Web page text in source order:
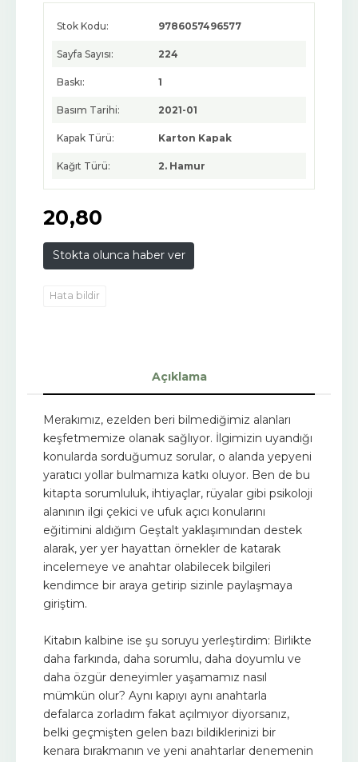
Stok Kodu: 9786057496577
Sayfa Sayısı: 224
Baskı: 1
Basım Tarihi: 2021-01
Kapak Türü: Karton Kapak
Kağıt Türü: 2. Hamur
20,80
Stokta olunca haber ver
Hata bildir
Açıklama
Merakımız, ezelden beri bilmediğimiz alanları
keşfetmemize olanak sağlıyor. İlgimizin uyandığı
konularda sorduğumuz sorular, o alanda yepyeni
yaratıcı yollar bulmamıza katkı oluyor. Ben de bu
kitapta sorumluluk, ihtiyaçlar, rüyalar gibi psikoloji
alanının ilgi çekici ve ufuk açıcı konularını
eğitimini aldığım Geştalt yaklaşımından destek
alarak, yer yer hayattan örnekler de katarak
incelemeye ve anahtar olabilecek bilgileri
kendimce bir araya getirip sizinle paylaşmaya
giriştim.
Kitabın kalbine ise şu soruyu yerleştirdim: Birlikte
daha farkında, daha sorumlu, daha doyumlu ve
daha özgür deneyimler yaşamamız nasıl
mümkün olur? Aynı kapıyı aynı anahtarla
defalarca zorladım fakat açılmıyor diyorsanız,
belki geçmişten gelen bazı bildiklerinizi bir
kenara bırakmanın ve yeni anahtarlar denemenin